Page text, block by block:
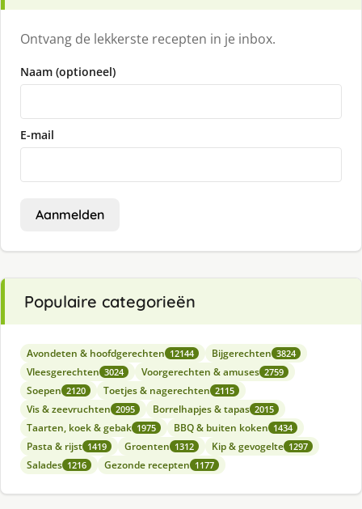
Ontvang de lekkerste recepten in je inbox.
Naam (optioneel)
E-mail
Aanmelden
Populaire categorieën
Avondeten & hoofdgerechten 12144 Bijgerechten 3824
Vleesgerechten 3024 Voorgerechten & amuses 2759
Soepen 2120 Toetjes & nagerechten 2115
Vis & zeevruchten 2095 Borrelhapjes & tapas 2015
Taarten, koek & gebak 1975 BBQ & buiten koken 1434
Pasta & rijst 1419 Groenten 1312 Kip & gevogelte 1297
Salades 1216 Gezonde recepten 1177